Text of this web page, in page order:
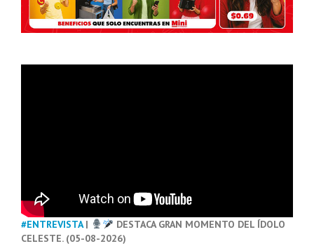
#ENTREVISTA|
DESTACA GRAN MOMENTO DEL ÍDOLO
CELESTE. (05-08-2026)